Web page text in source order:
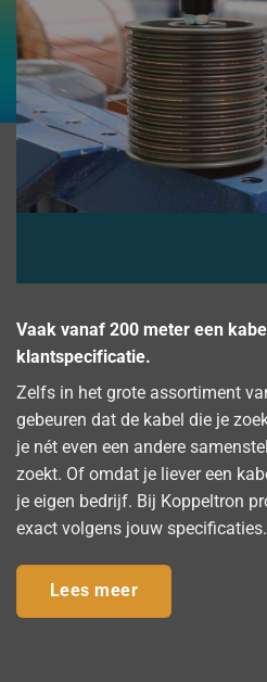
Vaak vanaf 200 meter een
klantspecificatie.
Zelfs in het grote assortiment
gebeuren dat de kabel die je
je nét even een andere
zoekt. Of omdat je liever een
je eigen bedrijf. Bij Koppeltron
exact volgens jouw specificaties.
Lees meer